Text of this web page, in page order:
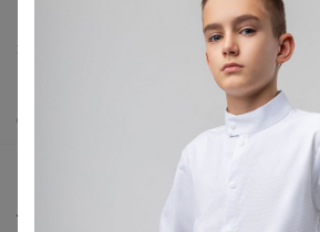
Написать в поддержку
Защита покупателя
О нас
Анонсы